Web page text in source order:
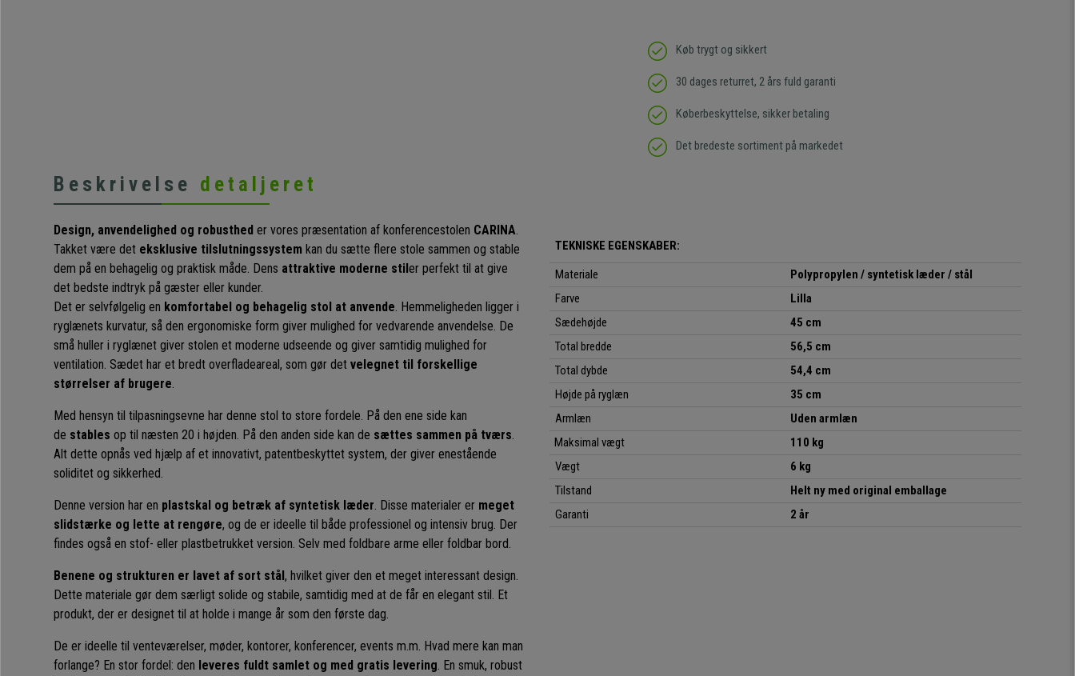
Køb trygt og sikkert
30 dages returret, 2 års fuld garanti
Køberbeskyttelse, sikker betaling
Det bredeste sortiment på markedet
Beskrivelse detaljeret
Design, anvendelighed og robusthed er vores præsentation af konferencestolen CARINA.
Takket være det eksklusive tilslutningssystem kan du sætte flere stole sammen og stable
dem på en behagelig og praktisk måde. Dens attraktive moderne stiler perfekt til at give
det bedste indtryk på gæster eller kunder.
Det er selvfølgelig en komfortabel og behagelig stol at anvende. Hemmeligheden ligger i
ryglænets kurvatur, så den ergonomiske form giver mulighed for vedvarende anvendelse. De
små huller i ryglænet giver stolen et moderne udseende og giver samtidig mulighed for
ventilation. Sædet har et bredt overfladeareal, som gør det velegnet til forskellige
størrelser af brugere.
Med hensyn til tilpasningsevne har denne stol to store fordele. På den ene side kan
de stables op til næsten 20 i højden. På den anden side kan de sættes sammen på tværs.
Alt dette opnås ved hjælp af et innovativt, patentbeskyttet system, der giver enestående
soliditet og sikkerhed.
Denne version har en plastskal og betræk af syntetisk læder. Disse materialer er meget
slidstærke og lette at rengøre, og de er ideelle til både professionel og intensiv brug. Der
findes også en stof- eller plastbetrukket version. Selv med foldbare arme eller foldbar bord.
Benene og strukturen er lavet af sort stål, hvilket giver den et meget interessant design.
Dette materiale gør dem særligt solide og stabile, samtidig med at de får en elegant stil. Et
produkt, der er designet til at holde i mange år som den første dag.
De er ideelle til venteværelser, møder, kontorer, konferencer, events m.m. Hvad mere kan man
forlange? En stor fordel: den leveres fuldt samlet og med gratis levering. En smuk, robust
TEKNISKE EGENSKABER:
Materiale
Polypropylen / syntetisk læder / stål
Farve
Lilla
Sædehøjde
45 cm
Total bredde
56,5 cm
Total dybde
54,4 cm
Højde på ryglæn
35 cm
Armlæn
Uden armlæn
Maksimal vægt
110 kg
Vægt
6 kg
Tilstand
Helt ny med original emballage
Garanti
2 år